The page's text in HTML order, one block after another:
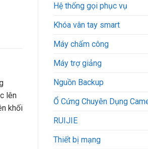
Hệ thống gọi phục vụ
Khóa vân tay smart
Máy chấm công
Máy trợ giảng
Nguồn Backup
Ổ Cứng Chuyên Dụng
RUIJIE
Thiết bị mạng
lên
khối